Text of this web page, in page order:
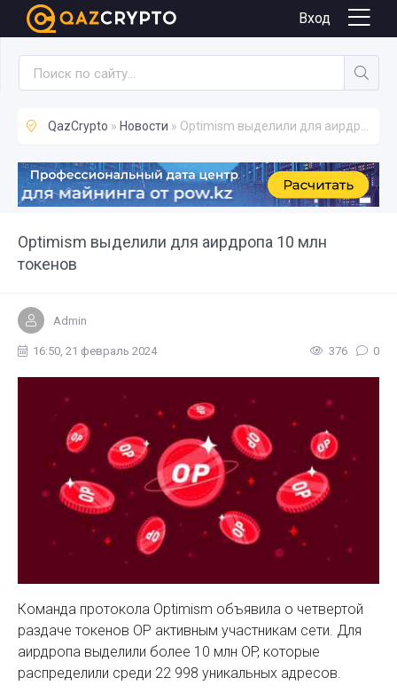
Вход
QazCrypto » Новости » Optimism выделили для аирдропа 10 млн токенов
Optimism выделили для аирдропа 10 млн
токенов
Новости
Admin
16:50, 21 февраль 2024 376 0
Команда протокола Optimism объявила о четвертой
раздаче токенов OP активным участникам сети. Для
аирдропа выделили более 10 млн OP, которые
распределили среди 22 998 уникальных адресов.